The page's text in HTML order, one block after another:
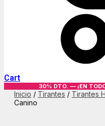
Cart
30% DTO. — ¡EN
Inicio / Tirantes / Tirantes
Canino